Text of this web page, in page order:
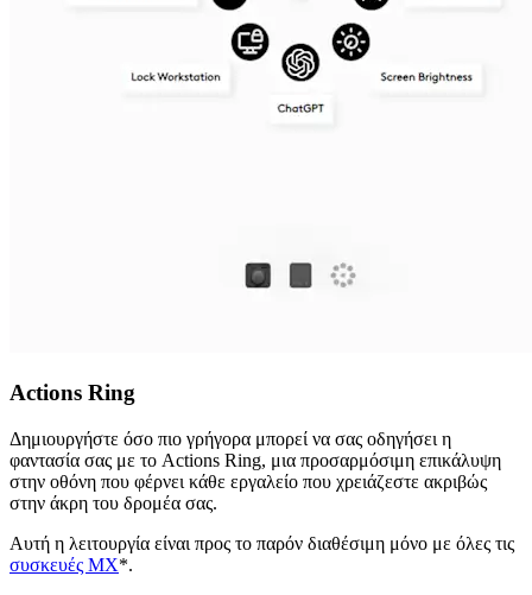
Actions Ring
Δημιουργήστε όσο πιο γρήγορα μπορεί να σας οδηγήσει η
φαντασία σας με το Actions Ring, μια προσαρμόσιμη επικάλυψη
στην οθόνη που φέρνει κάθε εργαλείο που χρειάζεστε ακριβώς
στην άκρη του δρομέα σας.
Αυτή η λειτουργία είναι προς το παρόν διαθέσιμη μόνο με όλες τις
συσκευές MX*.